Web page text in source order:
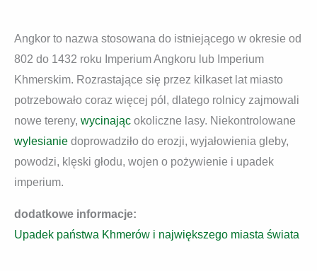
Angkor to nazwa stosowana do istniejącego w okresie od
802 do 1432 roku Imperium Angkoru lub Imperium
Khmerskim. Rozrastające się przez kilkaset lat miasto
potrzebowało coraz więcej pól, dlatego rolnicy zajmowali
nowe tereny, wycinając okoliczne lasy. Niekontrolowane
wylesianie doprowadziło do erozji, wyjałowienia gleby,
powodzi, klęski głodu, wojen o pożywienie i upadek
imperium.
dodatkowe informacje:
Upadek państwa Khmerów i największego miasta świata